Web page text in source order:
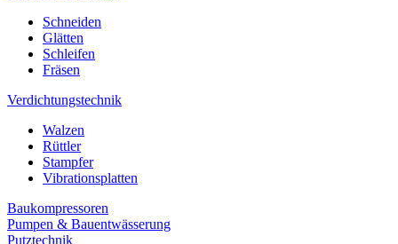
Schneiden
Glätten
Schleifen
Fräsen
Verdichtungstechnik
Walzen
Rüttler
Stampfer
Vibrationsplatten
Baukompressoren
Pumpen & Bauentwässerung
Putztechnik